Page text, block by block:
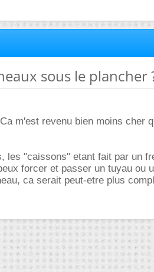
sous le plancher
m'est revenu bien moins cher
les "caissons" etant fait par un
forcer et passer un tuyau ou
ca serait peut-etre plus